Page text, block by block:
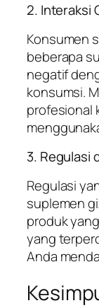
2. Interaksi
Konsumen
beberapa
negatif
konsumsi.
profesional
3. Regulasi
Regulasi
suplemen
produk
yang
Anda